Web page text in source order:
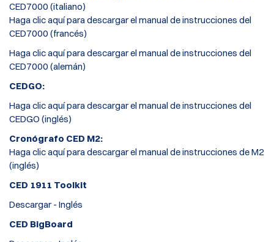
CED7000 (italiano)
Haga clic aquí para descargar el manual de instrucciones del
CED7000 (francés)
Haga clic aquí para descargar el manual de instrucciones del
CED7000 (alemán)
CEDGO:
Haga clic aquí para descargar el manual de instrucciones del
CEDGO (inglés)
Cronógrafo CED M2:
Haga clic aquí para descargar el manual de instrucciones de M2
(inglés)
CED 1911 Toolkit
Descargar - Inglés
CED BigBoard